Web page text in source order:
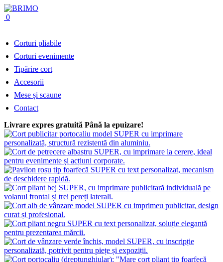
0
Corturi pliabile
Corturi evenimente
Tipărire cort
Accesorii
Mese și scaune
Contact
Livrare expres gratuită Până la epuizare!